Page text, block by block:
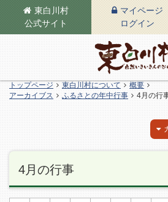
東白川村
公式サイト
マイページ
ログイン
東白川村の公式サ
トップページ 東白川村について
概要
アーカイブス
ふるさとの年中行事 4月の行
4月の行事